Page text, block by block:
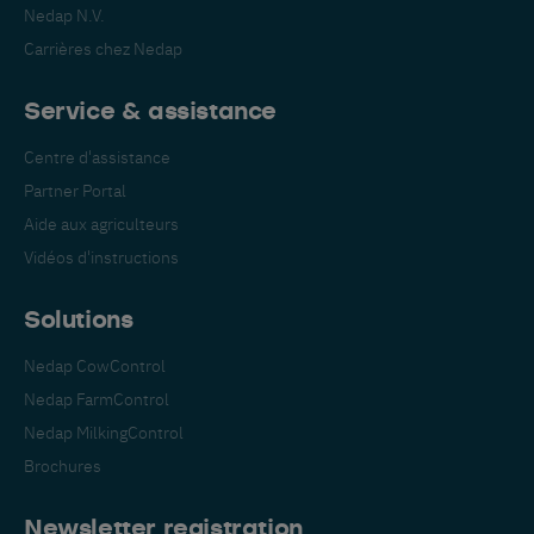
Nedap N.V.
Carrières chez Nedap
Service & assistance
Centre d'assistance
Partner Portal
Aide aux agriculteurs
Vidéos d'instructions
Solutions
Nedap CowControl
Nedap FarmControl
Nedap MilkingControl
Brochures
Newsletter registration
Nous voyons que vous visitez le site